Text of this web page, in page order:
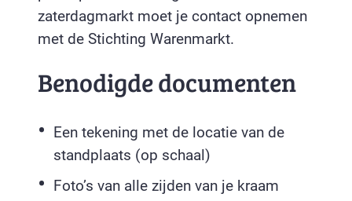
zaterdagmarkt moet je contact opnemen
met de Stichting Warenmarkt.
Benodigde documenten
Een tekening met de locatie van de
standplaats (op schaal)
Foto’s van alle zijden van je kraam